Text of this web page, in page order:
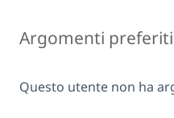
Argomenti
Questo utente non ha